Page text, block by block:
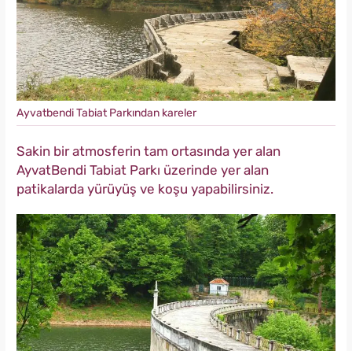
Ayvatbendi Tabiat Parkından kareler
Sakin bir atmosferin tam ortasında yer alan
AyvatBendi Tabiat Parkı üzerinde yer alan
patikalarda yürüyüş ve koşu yapabilirsiniz.